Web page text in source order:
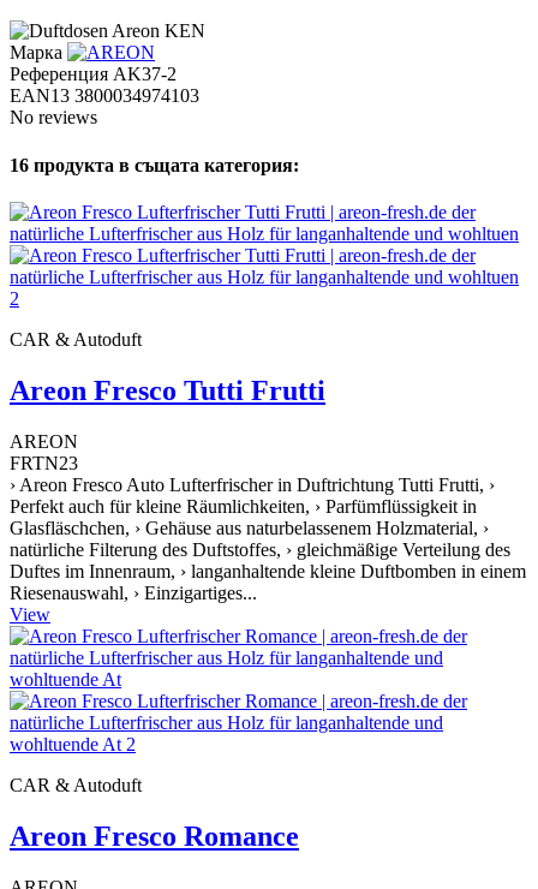
Марка
Референция AK37-2
EAN13 3800034974103
No reviews
16 продукта в същата категория:
CAR & Autoduft
Areon Fresco Tutti Frutti
AREON
FRTN23
› Areon Fresco Auto Lufterfrischer in Duftrichtung Tutti Frutti, ›
Perfekt auch für kleine Räumlichkeiten, › Parfümflüssigkeit in
Glasfläschchen, › Gehäuse aus naturbelassenem Holzmaterial, ›
natürliche Filterung des Duftstoffes, › gleichmäßige Verteilung des
Duftes im Innenraum, › langanhaltende kleine Duftbomben in einem
Riesenauswahl, › Einzigartiges...
View
CAR & Autoduft
Areon Fresco Romance